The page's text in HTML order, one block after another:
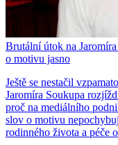
Brutální útok na
o motivu jasno
Ještě se nestačil
Jaromíra Soukupa
proč na mediálního
slov o motivu
rodinného života a péče